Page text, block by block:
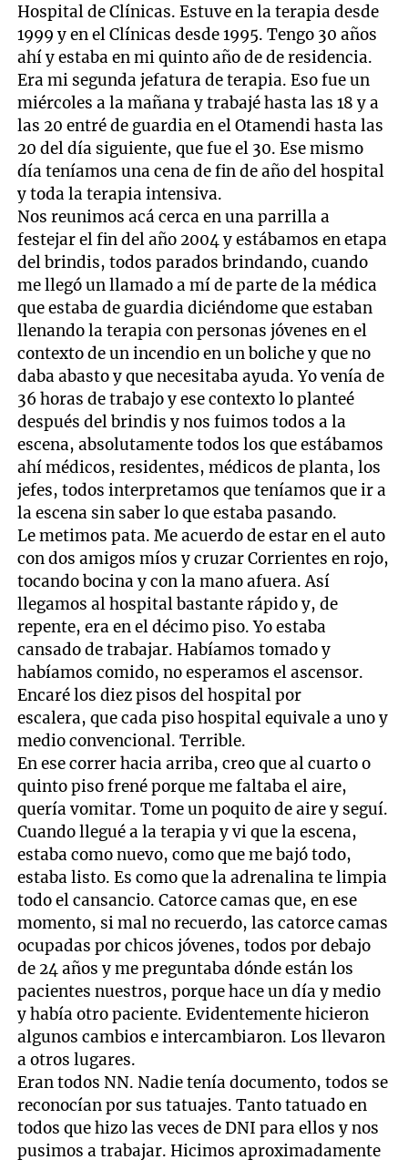
Hospital de Clínicas. Estuve en la terapia desde
1999 y en el Clínicas desde 1995. Tengo 30 años
ahí y estaba en mi quinto año de de residencia.
Era mi segunda jefatura de terapia. Eso fue un
miércoles a la mañana y trabajé hasta las 18 y a
las 20 entré de guardia en el Otamendi hasta las
20 del día siguiente, que fue el 30. Ese mismo
día teníamos una cena de fin de año del hospital
y toda la terapia intensiva.
Nos reunimos acá cerca en una parrilla a
festejar el fin del año 2004 y estábamos en etapa
del brindis, todos parados brindando, cuando
me llegó un llamado a mí de parte de la médica
que estaba de guardia diciéndome que estaban
llenando la terapia con personas jóvenes en el
contexto de un incendio en un boliche y que no
daba abasto y que necesitaba ayuda. Yo venía de
36 horas de trabajo y ese contexto lo planteé
después del brindis y nos fuimos todos a la
escena, absolutamente todos los que estábamos
ahí médicos, residentes, médicos de planta, los
jefes, todos interpretamos que teníamos que ir a
la escena sin saber lo que estaba pasando.
Le metimos pata. Me acuerdo de estar en el auto
con dos amigos míos y cruzar Corrientes en rojo,
tocando bocina y con la mano afuera. Así
llegamos al hospital bastante rápido y, de
repente, era en el décimo piso. Yo estaba
cansado de trabajar. Habíamos tomado y
habíamos comido, no esperamos el ascensor.
Encaré los diez pisos del hospital por
escalera, que cada piso hospital equivale a uno y
medio convencional. Terrible.
En ese correr hacia arriba, creo que al cuarto o
quinto piso frené porque me faltaba el aire,
quería vomitar. Tome un poquito de aire y seguí.
Cuando llegué a la terapia y vi que la escena,
estaba como nuevo, como que me bajó todo,
estaba listo. Es como que la adrenalina te limpia
todo el cansancio. Catorce camas que, en ese
momento, si mal no recuerdo, las catorce camas
ocupadas por chicos jóvenes, todos por debajo
de 24 años y me preguntaba dónde están los
pacientes nuestros, porque hace un día y medio
y había otro paciente. Evidentemente hicieron
algunos cambios e intercambiaron. Los llevaron
a otros lugares.
Eran todos NN. Nadie tenía documento, todos se
reconocían por sus tatuajes. Tanto tatuado en
todos que hizo las veces de DNI para ellos y nos
pusimos a trabajar. Hicimos aproximadamente